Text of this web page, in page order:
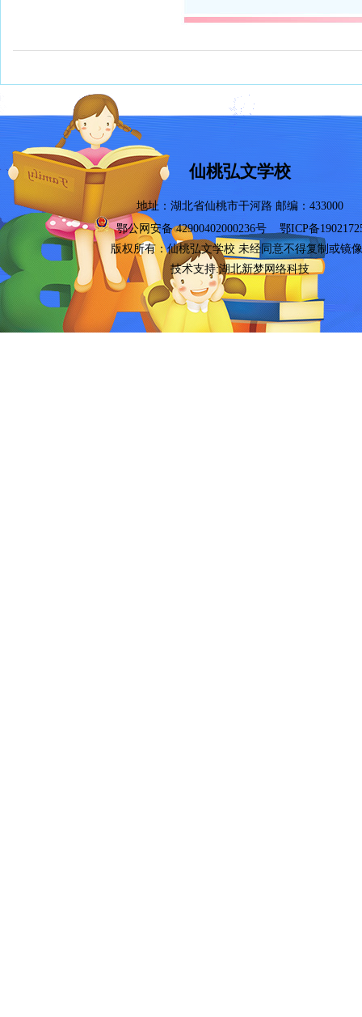
仙桃弘文学校
地址：湖北省仙桃市干河路 邮编：433000
鄂公网安备 42900402000236号 鄂ICP备
版权所有：仙桃弘文学校 未经同意不得复制或镜
技术支持:湖北新梦网络科技